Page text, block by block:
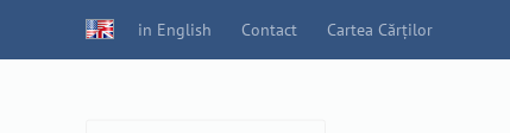
in English Contact Cartea Cărților